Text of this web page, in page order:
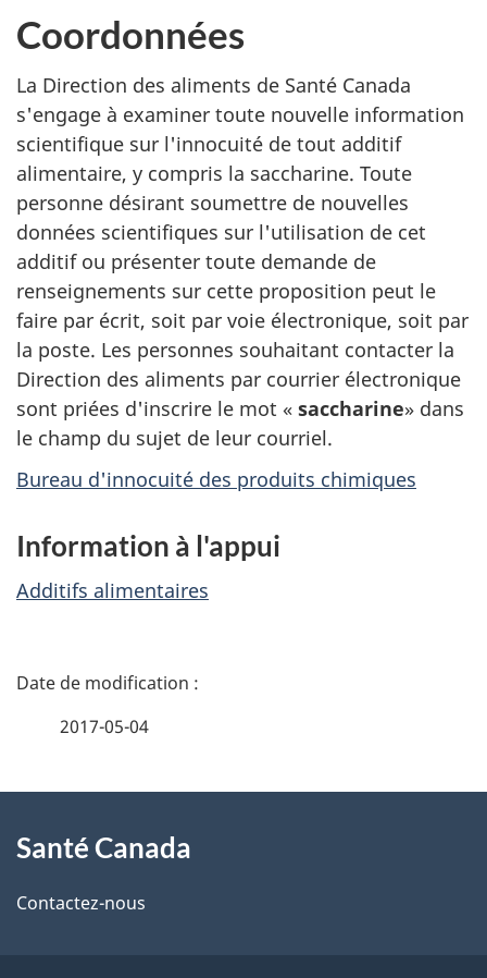
Coordonnées
La Direction des aliments de Santé Canada
s'engage à examiner toute nouvelle information
scientifique sur l'innocuité de tout additif
alimentaire, y compris la saccharine. Toute
personne désirant soumettre de nouvelles
données scientifiques sur l'utilisation de cet
additif ou présenter toute demande de
renseignements sur cette proposition peut le
faire par écrit, soit par voie électronique, soit par
la poste. Les personnes souhaitant contacter la
Direction des aliments par courrier électronique
sont priées d'inscrire le mot « saccharine» dans
le champ du sujet de leur courriel.
Bureau d'innocuité des produits chimiques
Information à l'appui
Additifs alimentaires
D
i
l
2017-05-04
propos
de
Santé Canada
Contactez-nous